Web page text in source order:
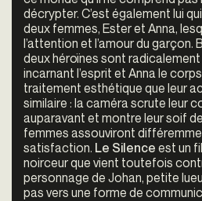
décrypter. C’est également lui
deux femmes, Ester et Anna,
l’attention et l’amour du
deux héroïnes sont
incarnant l’esprit et Anna le
traitement esthétique que leur
similaire : la caméra scrute leur
auparavant et montre leur soif
femmes assouviront
satisfaction. Le Silence est un
noirceur que vient toutefois
personnage de Johan, petite
pas vers une forme de